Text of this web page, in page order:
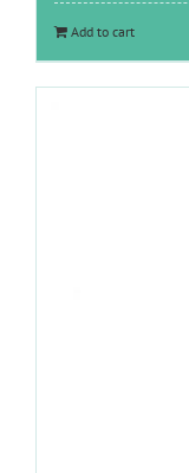
Add to cart